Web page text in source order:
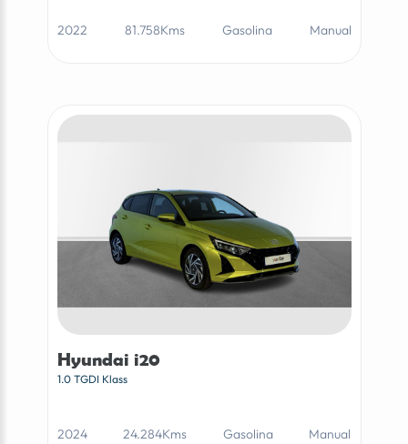
2022 81.758Kms Gasolina Manual
Hyundai i20
1.0 TGDI Klass
2024 24.284Kms Gasolina Manual